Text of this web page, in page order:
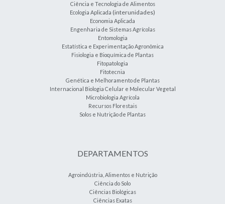
Ciência e Tecnologia de Alimentos
Ecologia Aplicada (interunidades)
Economia Aplicada
Engenharia de Sistemas Agrícolas
Entomologia
Estatística e Experimentação Agronômica
Fisiologia e Bioquímica de Plantas
Fitopatologia
Fitotecnia
Genética e Melhoramento de Plantas
Internacional Biologia Celular e Molecular Vegetal
Microbiologia Agrícola
Recursos Florestais
Solos e Nutrição de Plantas
DEPARTAMENTOS
Agroindústria, Alimentos e Nutrição
Ciência do Solo
Ciências Biológicas
Ciências Exatas